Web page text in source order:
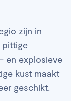
zijn in
pittige
en explosieve
kust maakt
geschikt.